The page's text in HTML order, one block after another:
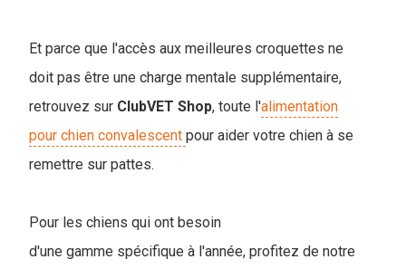
Et parce que l'accès aux meilleures croquettes ne
doit pas être une charge mentale supplémentaire,
retrouvez sur ClubVET Shop, toute l'alimentation
pour chien convalescent pour aider votre chien à se
remettre sur pattes.
Pour les chiens qui ont besoin
d'une gamme spécifique à l'année, profitez de notre